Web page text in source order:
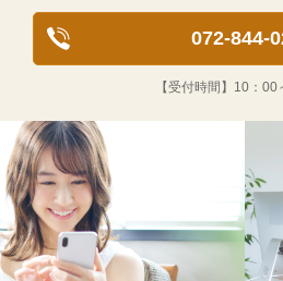
072-844-
【受付時間】 10：00